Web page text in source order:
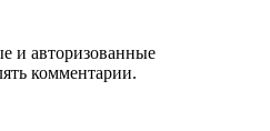
и авторизованные
комментарии.